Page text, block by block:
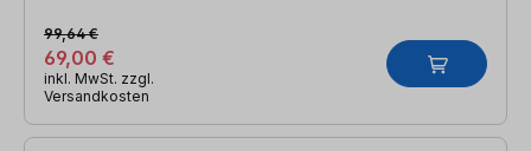
69,00 €
99,64 €
inkl. MwSt. zzgl.
Versandkosten